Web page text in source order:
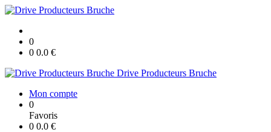
0
0 0.0 €
Drive Producteurs Bruche
Mon compte
0
Favoris
0 0.0 €